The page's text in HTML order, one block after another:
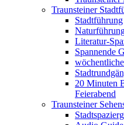
Traunsteiner
Stadtführung
Literatur-
Spannende
20 Minuten
Feierabend
Traunsteiner